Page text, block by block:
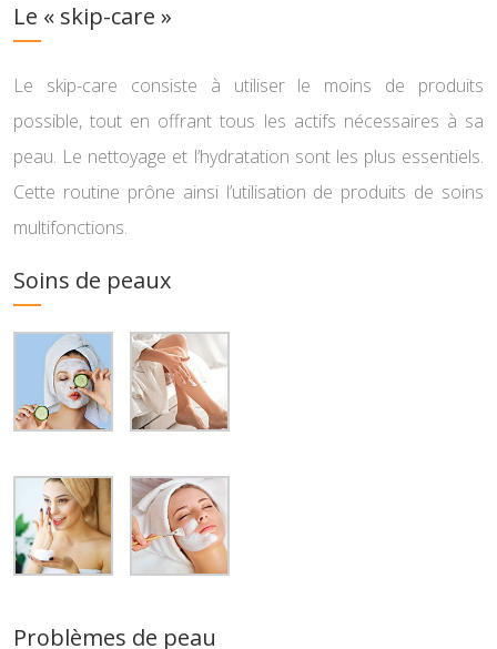
Le « skip-care »
Le skip-care consiste à utiliser le moins de produits
possible, tout en offrant tous les actifs nécessaires à sa
peau. Le nettoyage et l’hydratation sont les plus essentiels.
Cette routine prône ainsi l’utilisation de produits de soins
multifonctions.
Soins de peaux
Problèmes de peau